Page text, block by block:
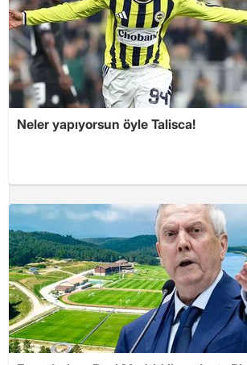
Neler yapıyorsun öyle Talisca!